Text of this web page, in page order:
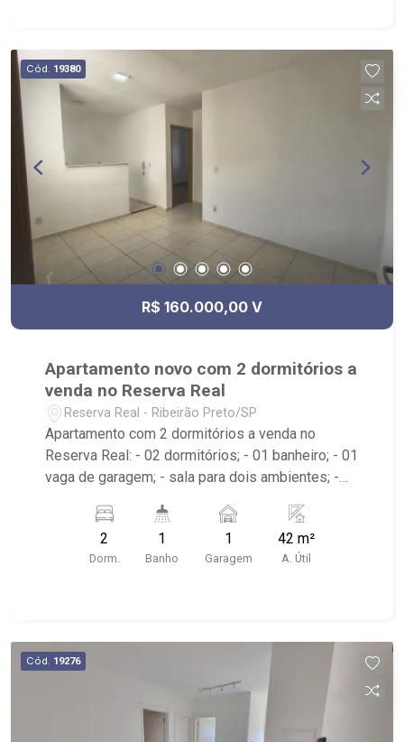
Cód. 19380
R$ 160.000,00 V
Apartamento novo com 2 dormitórios a
venda no Reserva Real
Reserva Real - Ribeirão Preto/SP
Apartamento com 2 dormitórios a venda no
Reserva Real: - 02 dormitórios; - 01 banheiro; - 01
vaga de garagem; - sala para dois ambientes; -
brinquedoteca, playground, salão de jogos, salão
de festas, praça, espaço para bikes, pet place e
churrasqueira; - Próximo ao Supermercado Big
2
Dorm.
1
Banho
1
Garagem
42 m²
A. Útil
Cód. 19276